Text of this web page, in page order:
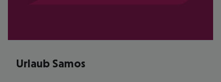
Urlaub Samos